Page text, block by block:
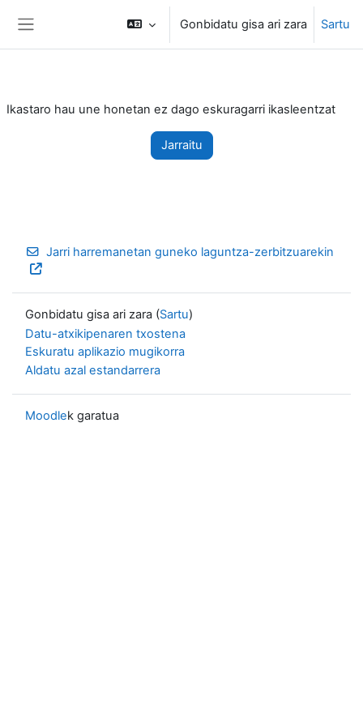
Joan eduki nagusira zuzenean
Gonbidatu gisa ari zara Sartu
Ikastaro hau une honetan ez dago eskuragarri ikasleentzat
Jarraitu
Jarri harremanetan guneko laguntza-zerbitzuarekin
Gonbidatu gisa ari zara (Sartu)
Datu-atxikipenaren txostena
Eskuratu aplikazio mugikorra
Aldatu azal estandarrera
Moodlek garatua